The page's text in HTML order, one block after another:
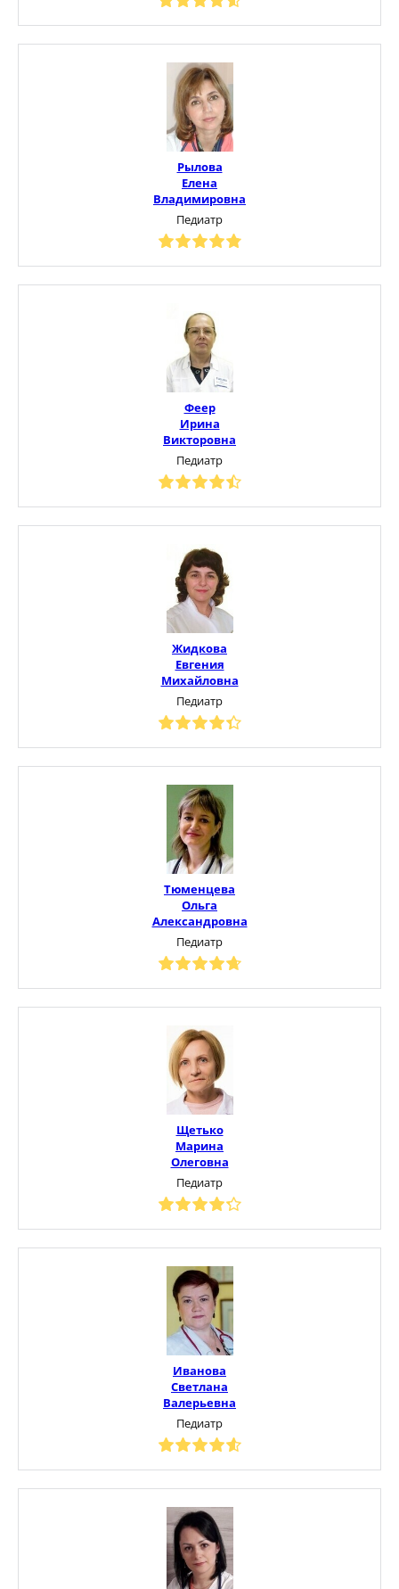
Рылова
Елена
Владимировна
Педиатр
Феер
Ирина
Викторовна
Педиатр
Жидкова
Евгения
Михайловна
Педиатр
Тюменцева
Ольга
Александровна
Педиатр
Щетько
Марина
Олеговна
Педиатр
Иванова
Светлана
Валерьевна
Педиатр